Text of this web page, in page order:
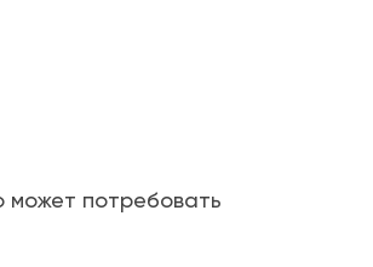
может потребовать